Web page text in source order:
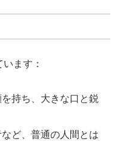
ます：
持ち、大きな口と鋭
ど、普通の人間とは